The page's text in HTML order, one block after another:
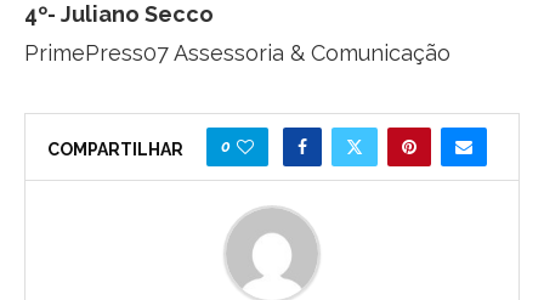
4º- Juliano Secco
PrimePress07 Assessoria & Comunicação
COMPARTILHAR 0